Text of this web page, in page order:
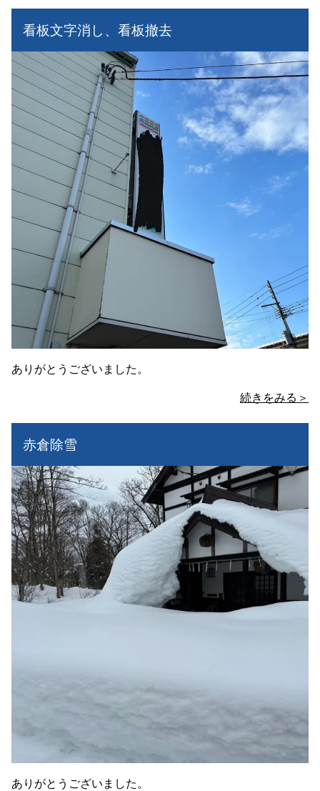
看板文字消し、看板撤去
ありがとうございました。
続きをみる＞
赤倉除雪
ありがとうございました。